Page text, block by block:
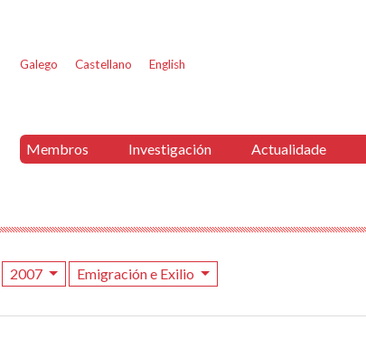
Galego Castellano English
Membros Investigación Actualidade
2007 Emigración e Exilio